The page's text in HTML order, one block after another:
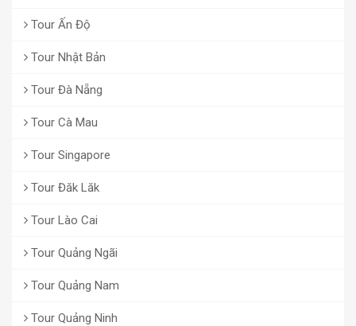
Tour Ấn Độ
Tour Nhật Bản
Tour Đà Nẵng
Tour Cà Mau
Tour Singapore
Tour Đăk Lăk
Tour Lào Cai
Tour Quảng Ngãi
Tour Quảng Nam
Tour Quảng Ninh